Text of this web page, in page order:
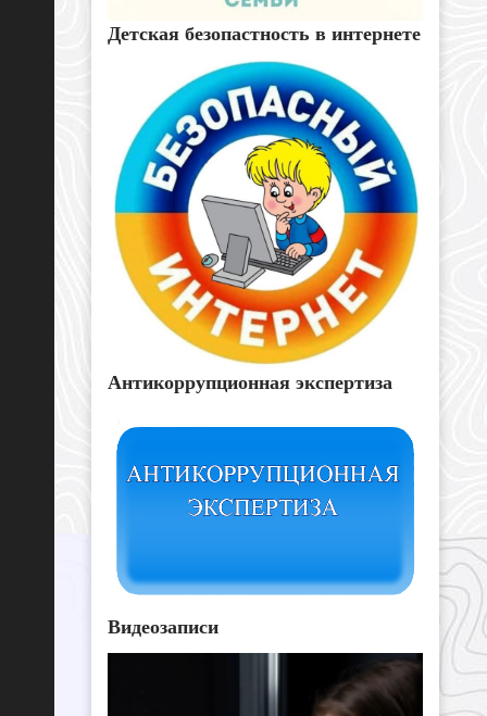
Детская безопастность в интернете
Антикоррупционная экспертиза
Видеозаписи